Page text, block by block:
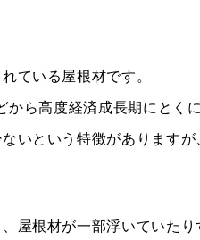
ている屋根材です。
ら高度経済成長期にとく
いという特徴がありますが
屋根材が一部浮いていた